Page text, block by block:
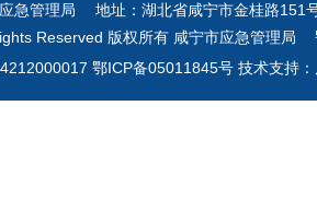
应急管理局 地址：湖北省咸宁市金桂路
Reserved 版权所有 咸宁市应急管理局
鄂ICP备05011845号 技术支持